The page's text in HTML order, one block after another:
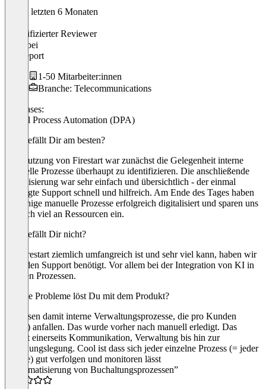
In den letzten 6 Monaten
Verifizierter Reviewer
bei
Mergeport
1-50 Mitarbeiter:innen
Branche: Telecommunications
Use cases:
Digital Process Automation (DPA)
Was gefällt Dir am besten?
Die Nutzung von Firestart war zunächst die Gelegenheit interne
manuelle Prozesse überhaupt zu identifizieren. Die anschließende
Visualisierung war sehr einfach und übersichtlich - der einmal
benötigte Support schnell und hilfreich. Am Ende des Tages haben
wir einige manuelle Prozesse erfolgreich digitalisiert und sparen uns
dadurch viel an Ressourcen ein.
Was gefällt Dir nicht?
Da FIrestart ziemlich umfangreich ist und sehr viel kann, haben wir
doch den Support benötigt. Vor allem bei der Integration von KI in
unseren Prozessen.
Welche Probleme löst Du mit dem Produkt?
Wir lösen damit interne Verwaltungsprozesse, die pro Kunden
(>100) anfallen. Das wurde vorher nach manuell erledigt. Das
betrifft einerseits Kommunikation, Verwaltung bis hin zur
Rechnungslegung. Cool ist dass sich jeder einzelne Prozess (= jeder
Kunde) gut verfolgen und monitoren lässt
“Automatisierung von Buchaltungsprozessen”